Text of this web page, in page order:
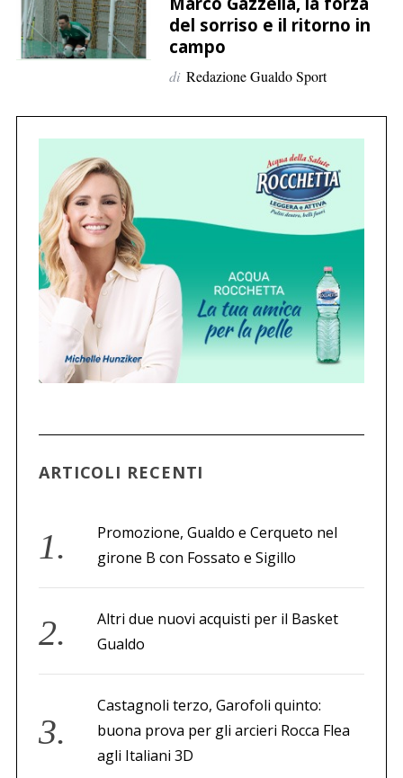
e
r
del sorriso e il ritorno in
campo
di Redazione Gualdo Sport
ARTICOLI RECENTI
Promozione, Gualdo e Cerqueto nel
girone B con Fossato e Sigillo
Altri due nuovi acquisti per il Basket
Gualdo
Castagnoli terzo, Garofoli quinto:
buona prova per gli arcieri Rocca Flea
agli Italiani 3D
C
e
r
e
r